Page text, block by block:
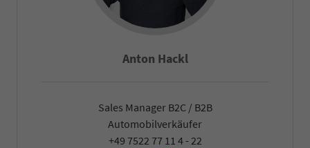
Anton Hackl
Sales Manager B2C / B2B
Automobilverkäufer
+49 7522 77 11 4 - 22